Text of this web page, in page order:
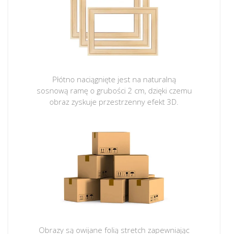
Płótno naciągnięte jest na naturalną
sosnową ramę o grubości 2 cm, dzięki czemu
obraz zyskuje przestrzenny efekt 3D.
Obrazy są owijane folią stretch zapewniając